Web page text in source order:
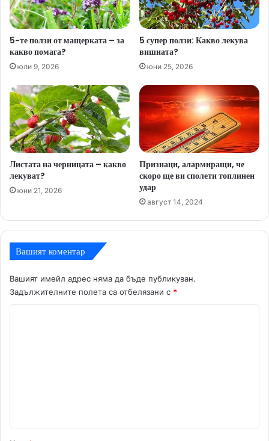
5-те ползи от мащерката – за
какво помага?
юли 9, 2026
5 супер ползи: Какво лекува
вишната?
юни 25, 2026
Листата на черницата – какво
лекуват?
юни 21, 2026
Признаци, алармиращи, че
скоро ще ви сполети топлинен
удар
август 14, 2024
Вашият коментар
Вашият имейл адрес няма да бъде публикуван.
Задължителните полета са отбелязани с *